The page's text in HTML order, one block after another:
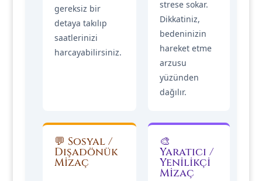
gereksiz bir
detaya takılıp
saatlerinizi
harcayabilirsiniz.
strese sokar.
Dikkatiniz,
bedeninizin
hareket etme
arzusu
yüzünden
dağılır.
💬 Sosyal /
Dışadönük
Mizaç
🎨
Yaratıcı /
Yenilikçi
Mizaç